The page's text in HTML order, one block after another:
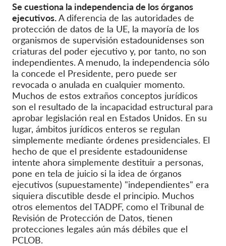
Se cuestiona la independencia de los órganos
ejecutivos.A diferencia de las autoridades de
protección de datos de la UE, la mayoría de los
organismos de supervisión estadounidenses son
criaturas del poder ejecutivo y, por tanto, no son
independientes. A menudo, la independencia sólo
la concede el Presidente, pero puede ser
revocada o anulada en cualquier momento.
Muchos de estos extraños conceptos jurídicos
son el resultado de la incapacidad estructural para
aprobar legislación real en Estados Unidos. En su
lugar, ámbitos jurídicos enteros se regulan
simplemente mediante órdenes presidenciales. El
hecho de que el presidente estadounidense
intente ahora simplemente destituir a personas,
pone en tela de juicio si la idea de órganos
ejecutivos (supuestamente) "independientes" era
siquiera discutible desde el principio. Muchos
otros elementos del TADPF, como el Tribunal de
Revisión de Protección de Datos, tienen
protecciones legales aún más débiles que el
PCLOB.